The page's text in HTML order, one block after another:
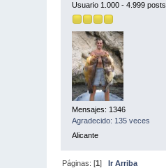
Usuario 1.000 - 4.999 posts
Mensajes: 1346
Agradecido: 135 veces
Alicante
Páginas: [1]Ir Arriba